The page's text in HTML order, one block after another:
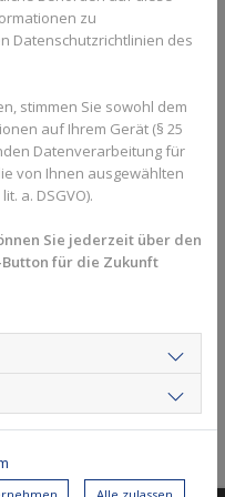
zu
Datenschutzrichtlinien des
stimmen Sie sowohl dem
auf Ihrem Gerät (§ 25
Datenverarbeitung für
von Ihnen ausgewählten
a. DSGVO).
Sie jederzeit über den
für die Zukunft
Alle zulassen